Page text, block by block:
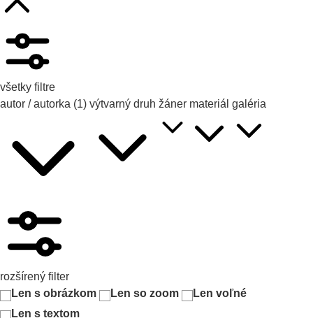
všetky filtre
autor / autorka (1) výtvarný druh žáner materiál galéria
rozšírený filter
Len s obrázkom
Len so zoom
Len voľné
Len s textom